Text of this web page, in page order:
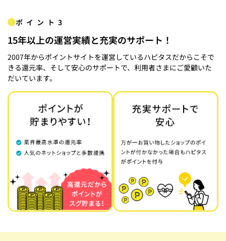
ポイント3
15年以上の運営実績と充実のサポート！
2007年からポイントサイトを運営しているハピタスだからこそで
きる還元率、そして安心のサポートで、利用者さまにご愛顧いた
だいています。